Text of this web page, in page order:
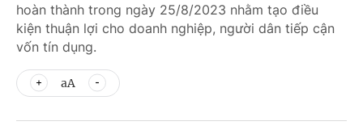
hoàn thành trong ngày 25/8/2023 nhằm tạo điều
kiện thuận lợi cho doanh nghiệp, người dân tiếp cận
vốn tín dụng.
aA